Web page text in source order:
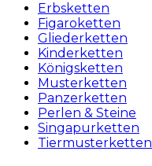
Erbsketten
Figaroketten
Gliederketten
Kinderketten
Königsketten
Musterketten
Panzerketten
Perlen & Steine
Singapurketten
Tiermusterketten